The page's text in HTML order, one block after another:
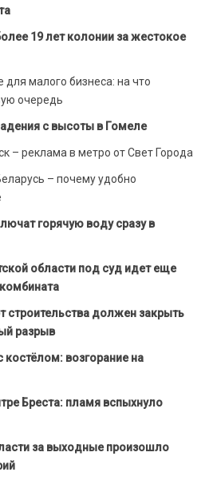
19 лет колонии за жестокое
малого бизнеса: на что
очередь
с высоты в Гомеле
– реклама в метро от Свет Города
– почему удобно
горячую воду сразу в
области под суд идет еще
строительства должен закрыть
разрыв
возгорание на
Бреста: пламя вспыхнуло
за выходные произошло